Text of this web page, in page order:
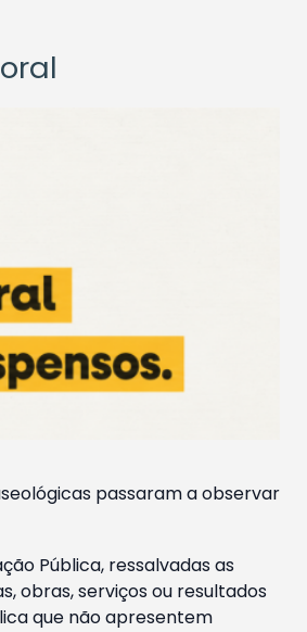
passaram a observar
Pública, ressalvadas as
obras, serviços ou resultados
que não apresentem